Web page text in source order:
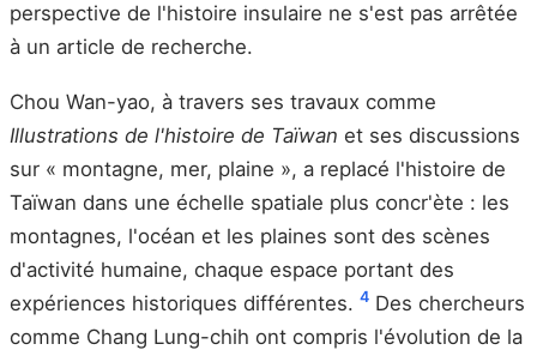
perspective de l'histoire insulaire ne s'est pas arrêtée
à un article de recherche.
Chou Wan-yao, à travers ses travaux comme
Illustrations de l'histoire de Taïwan et ses discussions
sur « montagne, mer, plaine », a replacé l'histoire de
Taïwan dans une échelle spatiale plus concr'ète : les
montagnes, l'océan et les plaines sont des scènes
d'activité humaine, chaque espace portant des
expériences historiques différentes. 4 Des chercheurs
comme Chang Lung-chih ont compris l'évolution de la